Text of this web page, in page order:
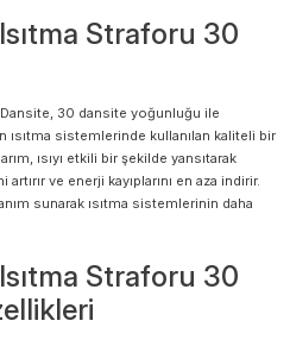
Straforu 30
30 dansite yoğunluğu ile
ısıtma sistemlerinde kullanılan kaliteli bir
ısıyı etkili bir şekilde yansıtarak
ve enerji kayıplarını en aza indirir.
sunarak ısıtma sistemlerinin daha
Straforu 30